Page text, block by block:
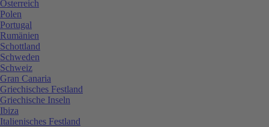
Österreich
Polen
Portugal
Rumänien
Schottland
Schweden
Schweiz
Gran Canaria
Griechisches Festland
Griechische Inseln
Ibiza
Italienisches Festland